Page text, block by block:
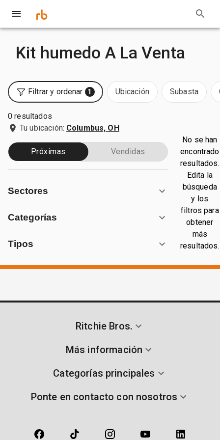
Kit humedo A La Venta
Filtrar y ordenar 1 Ubicación Subasta
0 resultados
Tu ubicación: Columbus, OH
Próximas Vendidas
Sectores
Categorías
Tipos
No se han
encontrado
resultados.
Edita la
búsqueda
y los
filtros para
obtener
más
resultados.
Ritchie Bros.
Más información
Categorías principales
Ponte en contacto con nosotros